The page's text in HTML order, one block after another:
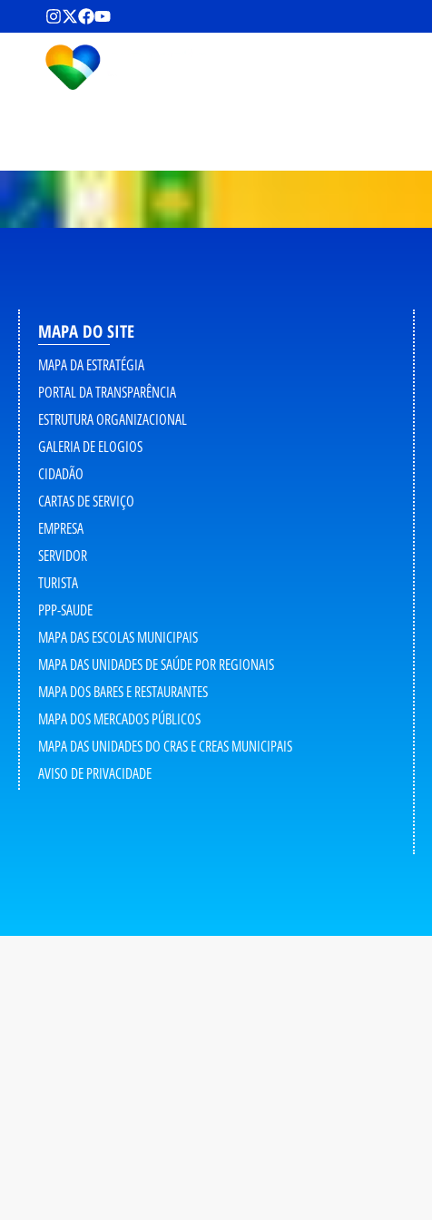
MAPA DO SITE
MAPA DA ESTRATÉGIA
PORTAL DA TRANSPARÊNCIA
ESTRUTURA ORGANIZACIONAL
GALERIA DE ELOGIOS
CIDADÃO
CARTAS DE SERVIÇO
EMPRESA
SERVIDOR
TURISTA
PPP-SAUDE
MAPA DAS ESCOLAS MUNICIPAIS
MAPA DAS UNIDADES DE SAÚDE POR REGIONAIS
MAPA DOS BARES E RESTAURANTES
MAPA DOS MERCADOS PÚBLICOS
MAPA DAS UNIDADES DO CRAS E CREAS MUNICIPAIS
AVISO DE PRIVACIDADE